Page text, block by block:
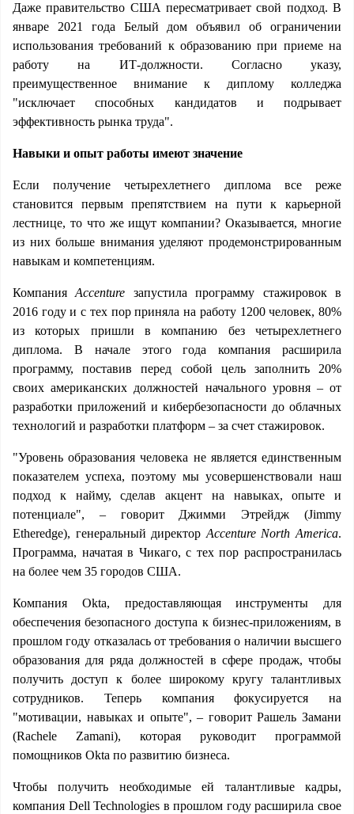
Даже правительство США пересматривает свой подход. В
январе 2021 года Белый дом объявил об ограничении
использования требований к образованию при приеме на
работу на ИТ-должности. Согласно указу,
преимущественное внимание к диплому колледжа
"исключает способных кандидатов и подрывает
эффективность рынка труда".
Навыки и опыт работы имеют значение
Если получение четырехлетнего диплома все реже
становится первым препятствием на пути к карьерной
лестнице, то что же ищут компании? Оказывается, многие
из них больше внимания уделяют продемонстрированным
навыкам и компетенциям.
КомпанияAccenture запустила программу стажировок в
2016 году и с тех пор приняла на работу 1200 человек, 80%
из которых пришли в компанию без четырехлетнего
диплома. В начале этого года компания расширила
программу, поставив перед собой цель заполнить 20%
своих американских должностей начального уровня – от
разработки приложений и кибербезопасности до облачных
технологий и разработки платформ – за счет стажировок.
"Уровень образования человека не является единственным
показателем успеха, поэтому мы усовершенствовали наш
подход к найму, сделав акцент на навыках, опыте и
потенциале", – говорит Джимми Этрейдж (Jimmy
Etheredge), генеральный директор Accenture North America.
Программа, начатая в Чикаго, с тех пор распространилась
на более чем 35 городов США.
Компания Okta, предоставляющая инструменты для
обеспечения безопасного доступа к бизнес-приложениям, в
прошлом году отказалась от требования о наличии высшего
образования для ряда должностей в сфере продаж, чтобы
получить доступ к более широкому кругу талантливых
сотрудников. Теперь компания фокусируется на
"мотивации, навыках и опыте", – говорит Рашель Замани
(Rachele Zamani), которая руководит программой
помощников Okta по развитию бизнеса.
Чтобы получить необходимые ей талантливые кадры,
компания Dell Technologies в прошлом году расширила свое